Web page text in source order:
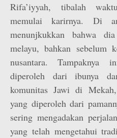
Rifa’iyyah, tibalah
memulai karirnya. Di
menunjkukkan bahwa
melayu, bahkan sebelum
nusantara. Tampaknya
diperoleh dari ibunya
komunitas Jawi di
yang diperoleh dari
sering mengadakan
yang telah mengetahui